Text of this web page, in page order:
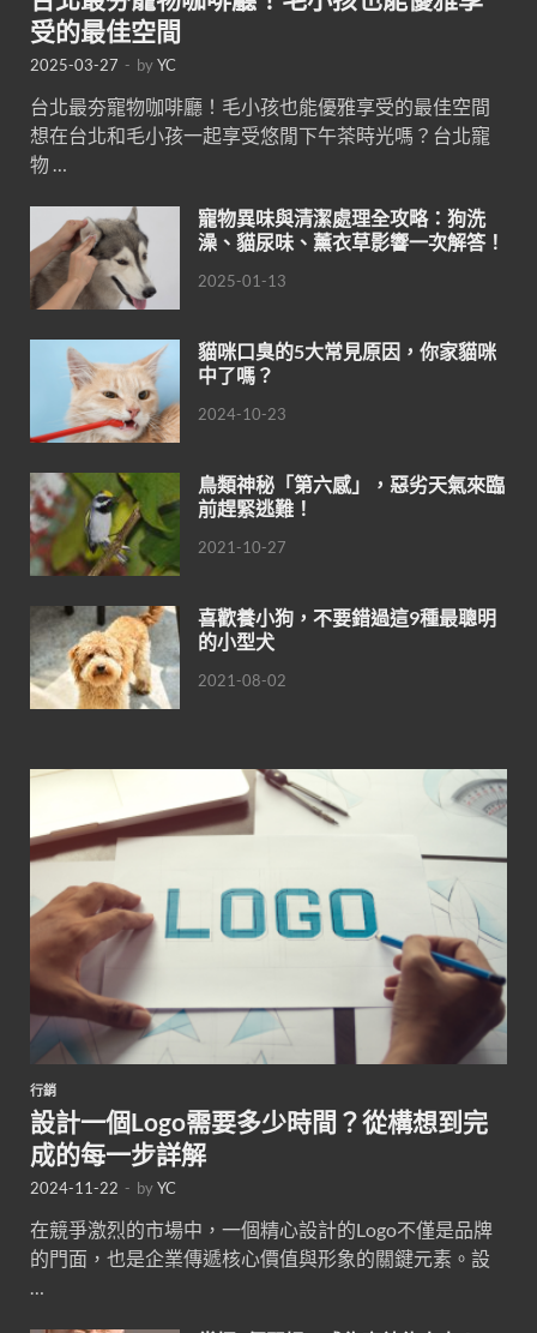
受的最佳空間
2025-03-27 - byYC
台北最夯寵物咖啡廳！毛小孩也能優雅享受的最佳空間
想在台北和毛小孩一起享受悠閒下午茶時光嗎？台北寵
物 …
寵物異味與清潔處理全攻略：狗洗
澡、貓尿味、薰衣草影響一次解答！
2025-01-13
貓咪口臭的5大常見原因，你家貓咪
中了嗎？
2024-10-23
鳥類神秘「第六感」，惡劣天氣來臨
前趕緊逃難！
2021-10-27
喜歡養小狗，不要錯過這9種最聰明
的小型犬
2021-08-02
行銷
設計一個Logo需要多少時間？從構想到完
成的每一步詳解
2024-11-22 - byYC
在競爭激烈的市場中，一個精心設計的Logo不僅是品牌
的門面，也是企業傳遞核心價值與形象的關鍵元素。設
…